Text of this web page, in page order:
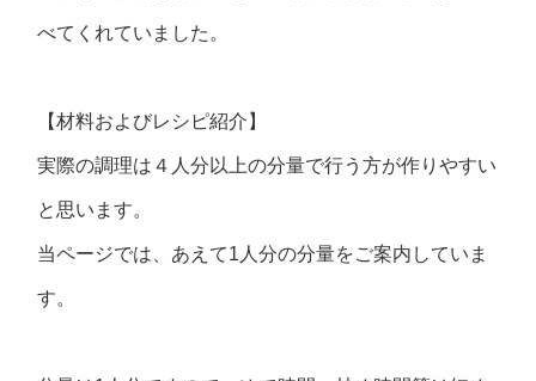
べてくれていました。
【材料およびレシピ紹介】
実際の調理は４人分以上の分量で行う方が作りやすい
と思います。
当ページでは、あえて1人分の分量をご案内していま
す。